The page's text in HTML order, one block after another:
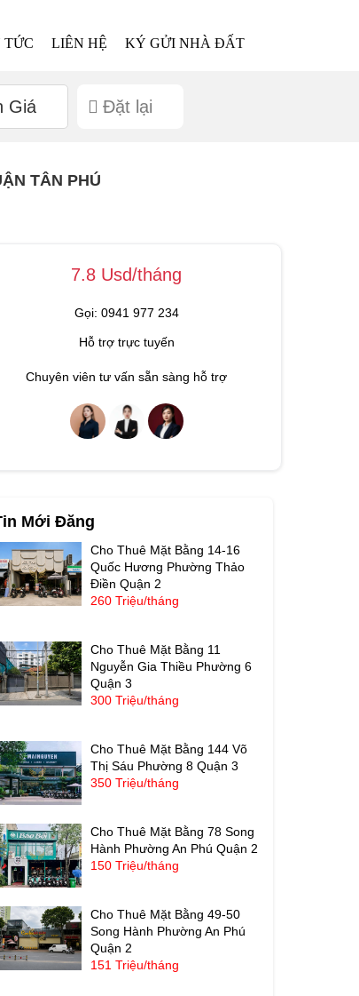
TỨC LIÊN HỆ
KÝ GỬI NHÀ ĐẤT
Giá Đặt lại
TÂN PHÚ
7.8 Usd/tháng
Gọi: 0941 977 234
Hỗ trợ trực tuyến
Chuyên viên tư vấn sẵn sàng hỗ trợ
Mới Đăng
Cho Thuê Mặt Bằng 14-16
Quốc Hương Phường Thảo
Điền Quận 2
260 Triệu/tháng
Cho Thuê Mặt Bằng 11
Nguyễn Gia Thiều Phường 6
Quận 3
300 Triệu/tháng
Cho Thuê Mặt Bằng 144 Võ
Thị Sáu Phường 8 Quận 3
350 Triệu/tháng
Cho Thuê Mặt Bằng 78 Song
Hành Phường An Phú Quận 2
150 Triệu/tháng
Cho Thuê Mặt Bằng 49-50
Song Hành Phường An Phú
Quận 2
151 Triệu/tháng